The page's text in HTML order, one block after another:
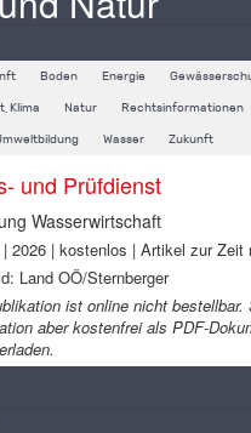
Boden Energie
Klima Natur Rechtsinformationen
Wasser Zukunft
und Prüfdienst
Wasserwirtschaft
| 2026 | kostenlos | Artikel zur Zeit
Land OÖ/Sternberger
ist online nicht bestellbar.
aber kostenfrei als PDF-